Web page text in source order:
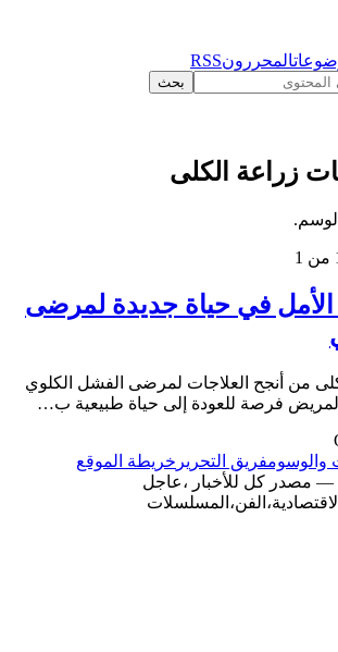
المحررونRSS
بحث
زراعة الكلى
الأمل في حياة جديدة لمرضى
من أنجح العلاجات لمرضى الفشل الكلوي
فرصة للعودة إلى حياة طبيعية ب…
والوسومفريق التحرير خريطة الموقع
— مصدر كل للأخبار ،عاجل